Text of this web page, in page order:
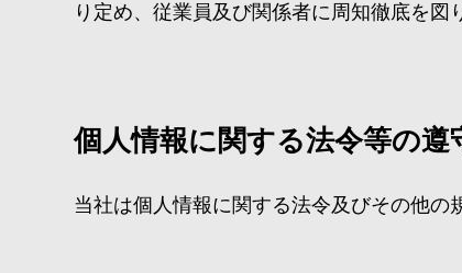
り定め、従業員及び関係者に周知徹底を図
個人情報に関する法令等の遵
当社は個人情報に関する法令及びその他の